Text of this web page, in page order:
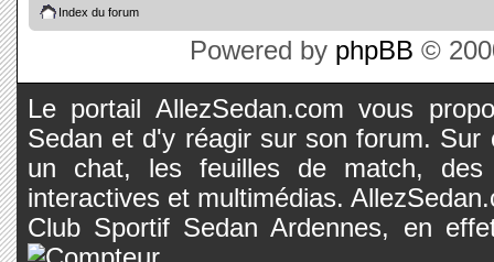
Index du forum
Powered by phpBB ©
Le portail AllezSedan.com vous
Sedan et d'y réagir sur son forum.
un chat, les feuilles de match, des
interactives et multimédias.
Club Sportif Sedan Ardennes, en